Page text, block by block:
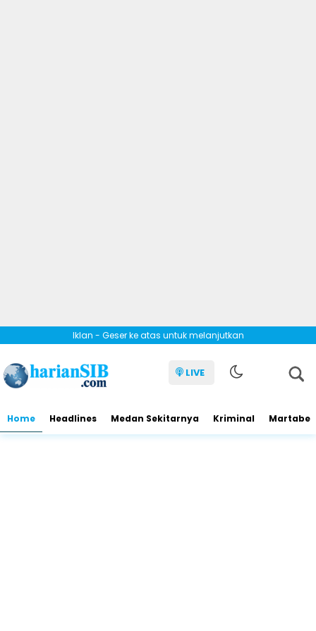
Iklan - Geser ke atas untuk melanjutkan
LIVE
Home Headlines Medan Sekitarnya Kriminal Martabe